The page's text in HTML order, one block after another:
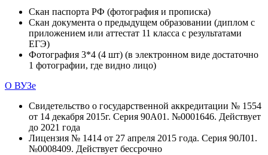
Скан паспорта РФ (фотография и прописка)
Скан документа о предыдущем образовании (диплом с
приложением или аттестат 11 класса с результатами
ЕГЭ)
Фотография 3*4 (4 шт) (в электронном виде достаточно
1 фотографии, где видно лицо)
О ВУЗе
Свидетельство о государственной аккредитации № 1554
от 14 декабря 2015г. Серия 90А01. №0001646. Действует
до 2021 года
Лицензия № 1414 от 27 апреля 2015 года. Серия 90Л01.
№0008409. Действует бессрочно